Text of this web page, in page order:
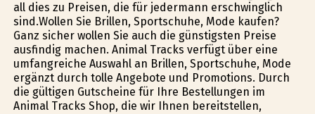
all dies zu Preisen, die für jedermann erschwinglich
sind.Wollen Sie Brillen, Sportschuhe, Mode kaufen?
Ganz sicher wollen Sie auch die günstigsten Preise
ausfindig machen. Animal Tracks verfügt über eine
umfangreiche Auswahl an Brillen, Sportschuhe, Mode
ergänzt durch tolle Angebote und Promotions. Durch
die gültigen Gutscheine für Ihre Bestellungen im
Animal Tracks Shop, die wir Ihnen bereitstellen,